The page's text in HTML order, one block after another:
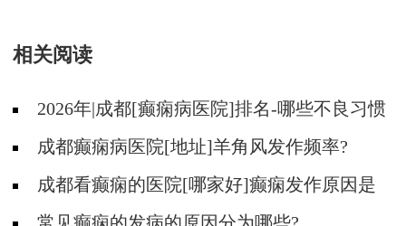
相关阅读
2026年|成都[癫痫病医院]排名-哪些不良习惯
能诱发癫痫?
成都癫痫病医院[地址]羊角风发作频率?
成都看癫痫的医院[哪家好]癫痫发作原因是